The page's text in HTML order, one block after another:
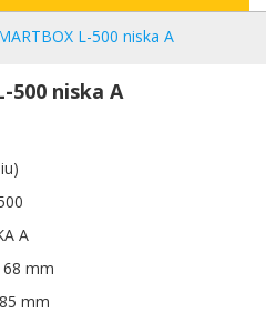
L-500 niska A
500 niska A
A
mm
mm